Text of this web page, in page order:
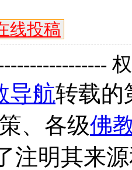
线投稿
导航转载的
、各级佛
注明其来